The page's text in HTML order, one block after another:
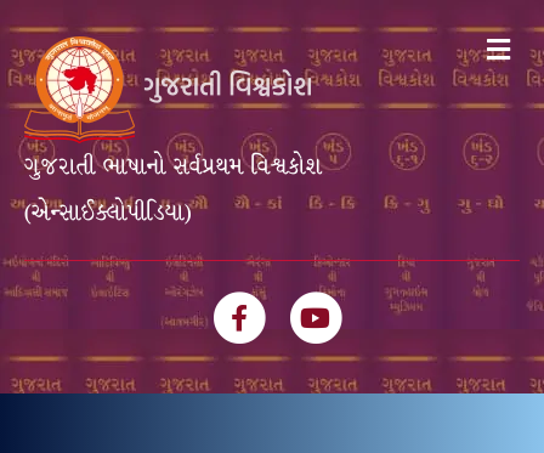
ગુજરાતી ભાષાનો સર્વપ્રથમ વિશ્વકોશ
(એન્સાઈક્લોપીડિયા)
FacebookYoutube